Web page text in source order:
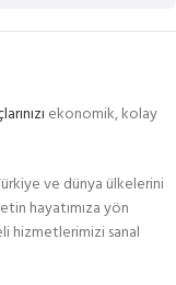
ekonomik, kolay
ve dünya ülkelerini
hayatımıza yön
hizmetlerimizi sanal